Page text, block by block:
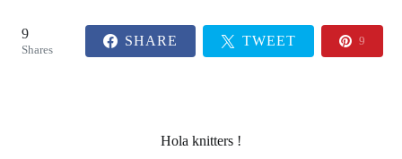
9
Shares
SHARE TWEET 9
Hola knitters !